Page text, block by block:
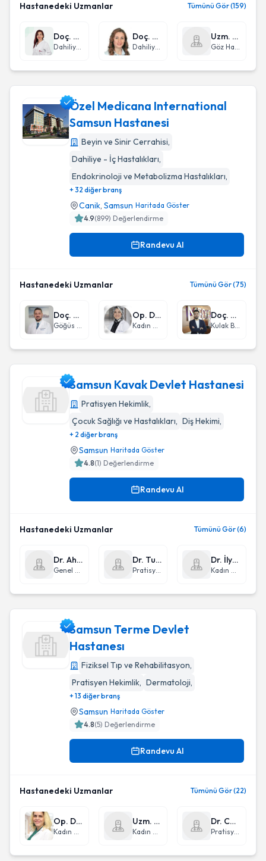
Hastanedeki Uzmanlar Tümünü Gör (159)
Doç. Dr. Özlem Yersal
Dahiliye - İç Hastalıkları
Doç. Dr. Elif Kılıç Kan
Dahiliye - İç Hastalıkları
Uzm. Dr. İpek Genç
Göz Hastalıkları
Özel Medicana International Samsun Hastanesi
Özel Medicana International
Samsun Hastanesi
Beyin ve Sinir Cerrahisi,
Dahiliye - İç Hastalıkları,
Endokrinoloji ve Metabolizma Hastalıkları,
+ 32 diğer branş
Canik, Samsun Haritada Göster
4.9(899) Değerlendirme
Randevu Al
Hastanedeki Uzmanlar Tümünü Gör (75)
Doç. Dr. Hüseyin Ulaş Çınar
Göğüs Cerrahisi
Op. Dr. Gülsün Özbay
Kadın Hastalıkları ve Doğum
Doç. Dr. Nesrettin Fatih Turgut
Kulak Burun Boğaz hastalıkları - KBB
Samsun Kavak Devlet Hastanesi
Samsun Kavak Devlet Hastanesi
Pratisyen Hekimlik,
Çocuk Sağlığı ve Hastalıkları, Diş Hekimi,
+ 2 diğer branş
Samsun Haritada Göster
4.8(1) Değerlendirme
Randevu Al
Hastanedeki Uzmanlar Tümünü Gör (6)
Dr. Ahmet Güzelay
Genel Cerrahi
Dr. Turan Bilgin
Pratisyen Hekimlik
Dr. İlyas Ayan
Kadın Hastalıkları ve Doğum
Samsun Terme Devlet
Hastanesı
Fiziksel Tıp ve Rehabilitasyon,
Pratisyen Hekimlik, Dermatoloji,
+ 13 diğer branş
Samsun Haritada Göster
4.8(5) Değerlendirme
Randevu Al
Hastanedeki Uzmanlar Tümünü Gör (22)
Op. Dr. Şükran Esra Kaykı
Kadın Hastalıkları ve Doğum
Uzm. Dr. Serdar Mehmet Işık
Kadın Hastalıkları ve Doğum
Dr. Canan Çakır
Pratisyen Hekimlik